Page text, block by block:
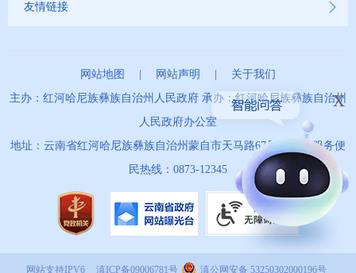
友情链接
网站地图 网站声明
关于我们
主办：红河哈尼族彝族自治州人民政府 承办：红河哈尼族彝族自治州
人民政府办公室
地址：云南省红河哈尼族彝族自治州蒙自市天马路67号 政务服务便
民热线：0873-12345
x
网站支持IPV6 滇ICP备09006781号 滇公网安备 53250302000196号